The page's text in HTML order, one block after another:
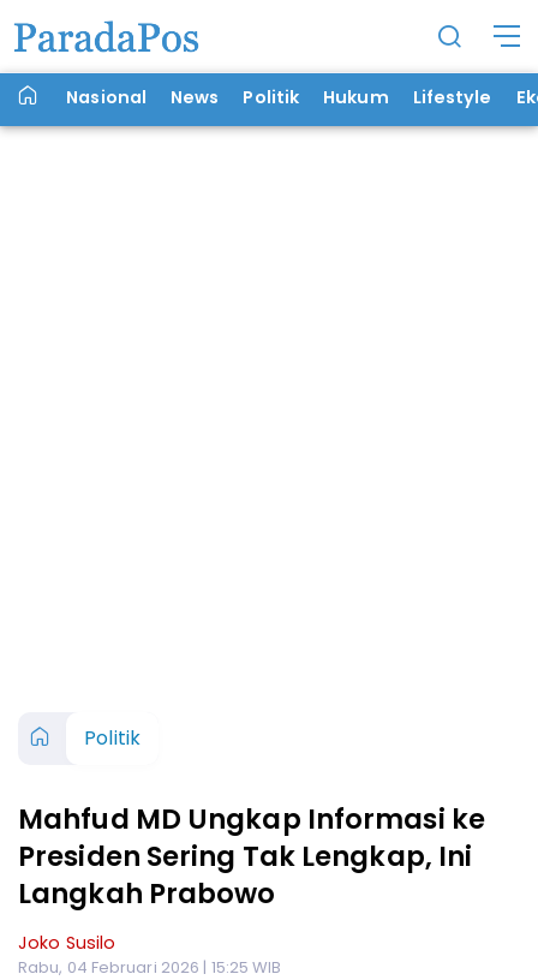
Nasional News Politik Hukum Lifestyle
Politik
Mahfud MD Ungkap Informasi ke
Presiden Sering Tak Lengkap, Ini
Langkah Prabowo
Joko Susilo
Rabu, 04 Februari 2026 | 15:25 WIB